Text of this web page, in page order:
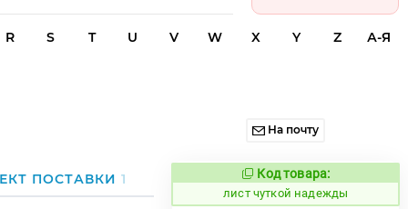
R S T U V W X Y Z А-Я
На почту
ПОСТАВКИ1 Код товара:
889682 Код товара:
лист чуткой надежды